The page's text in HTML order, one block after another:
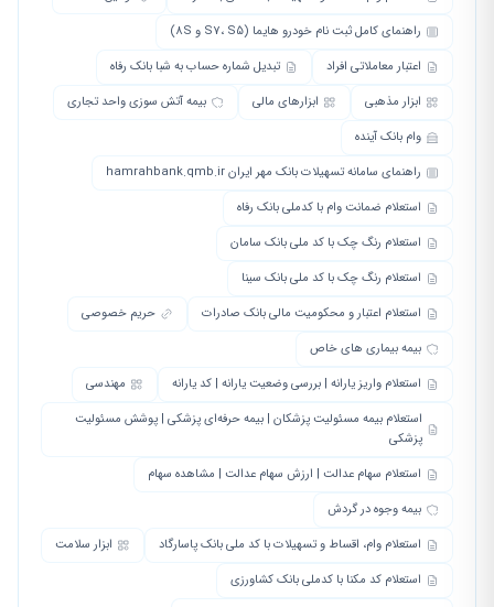
راهنمای کامل ثبت نام خودرو هایما (S7، S5 و 8S)
اعتبار معاملاتی افراد
تبدیل شماره حساب به شبا بانک رفاه
ابزار مذهبی
ابزارهای مالی
بیمه آتش سوزی واحد تجاری
وام بانک آینده
راهنمای سامانه تسهیلات بانک مهر ایران hamrahbank.qmb.ir
استعلام ضمانت وام با کدملی بانک رفاه
استعلام رنگ چک با کد ملی بانک سامان
استعلام رنگ چک با کد ملی بانک سینا
استعلام اعتبار و محکومیت مالی بانک صادرات
حریم خصوصی
بیمه بیماری های خاص
استعلام واریز یارانه | بررسی وضعیت یارانه | کد یارانه
مهندسی
استعلام بیمه مسئولیت پزشکان | بیمه حرفه‌ای پزشکی | پوشش مسئولیت
پزشکی
استعلام سهام عدالت | ارزش سهام عدالت | مشاهده سهام
بیمه وجوه در گردش
استعلام وام، اقساط و تسهیلات با کد ملی بانک پاسارگاد
ابزار سلامت
استعلام کد مکنا با کدملی بانک کشاورزی